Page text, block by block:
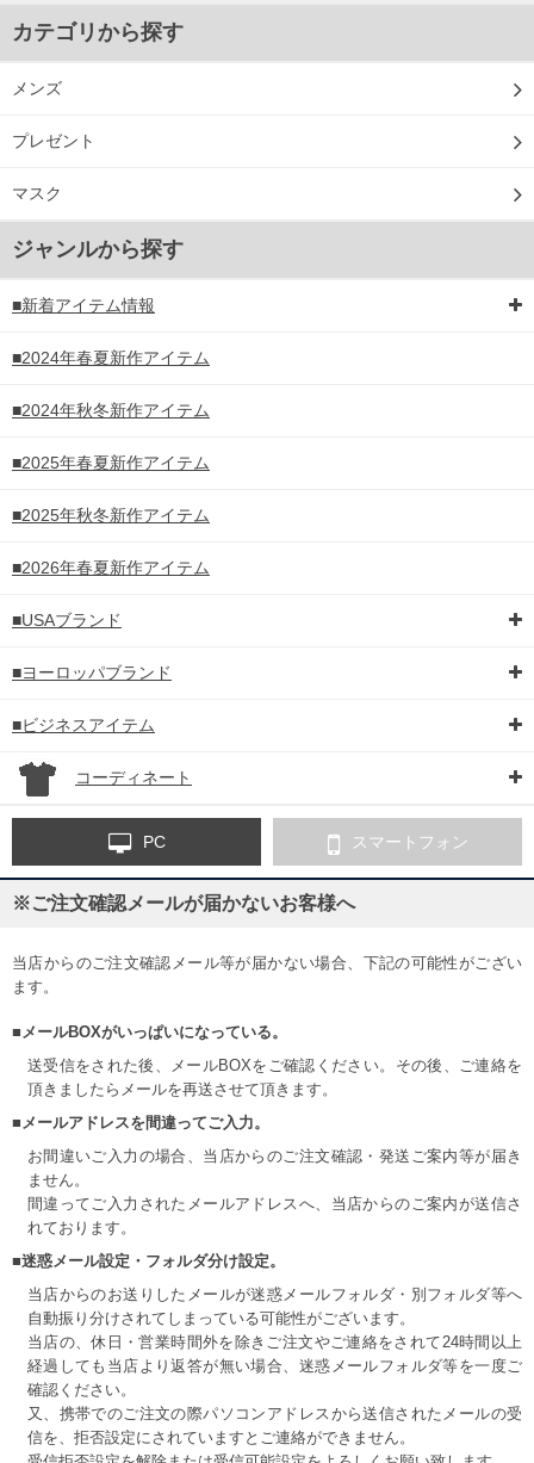
カテゴリから探す
メンズ
プレゼント
マスク
ジャンルから探す
■新着アイテム情報
■2024年春夏新作アイテム
■2024年秋冬新作アイテム
■2025年春夏新作アイテム
■2025年秋冬新作アイテム
■2026年春夏新作アイテム
■USAブランド
■ヨーロッパブランド
■ビジネスアイテム
コーディネート
PC スマートフォン
※ご注文確認メールが届かないお客様へ
当店からのご注文確認メール等が届かない場合、下記の可能性がござい
ます。
■メールBOXがいっぱいになっている。
送受信をされた後、メールBOXをご確認ください。その後、ご連絡を
頂きましたらメールを再送させて頂きます。
■メールアドレスを間違ってご入力。
お間違いご入力の場合、当店からのご注文確認・発送ご案内等が届き
ません。
間違ってご入力されたメールアドレスへ、当店からのご案内が送信さ
れております。
■迷惑メール設定・フォルダ分け設定。
当店からのお送りしたメールが迷惑メールフォルダ・別フォルダ等へ
自動振り分けされてしまっている可能性がございます。
当店の、休日・営業時間外を除きご注文やご連絡をされて24時間以上
経過しても当店より返答が無い場合、迷惑メールフォルダ等を一度ご
確認ください。
又、携帯でのご注文の際パソコンアドレスから送信されたメールの受
信を、拒否設定にされていますとご連絡ができません。